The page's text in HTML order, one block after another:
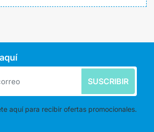
SUSCRIBIR
aquí para recibir ofertas promocionales.